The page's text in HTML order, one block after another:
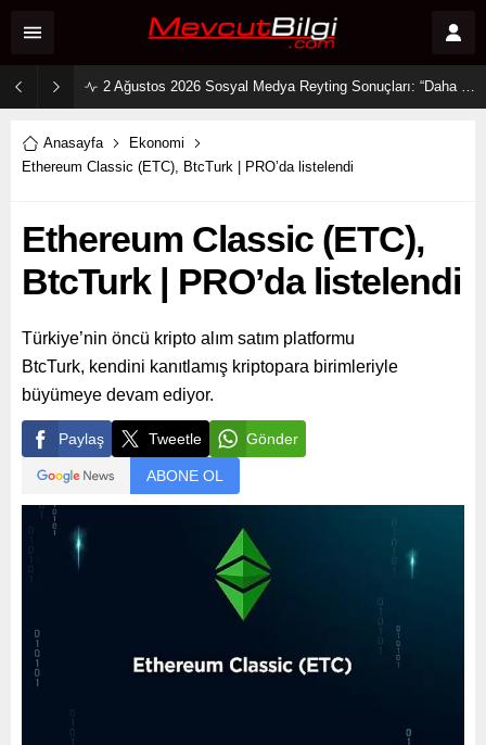
2 Ağustos 2026 Sosyal Medya Reyting Sonuçları: “Daha 17” Ekranlara Ambargo Koydu!
Anasayfa
Ekonomi
Ethereum Classic (ETC), BtcTurk | PRO’da listelendi
Ethereum Classic (ETC),
BtcTurk | PRO’da listelendi
Türkiye’nin öncü kripto alım satım platformu
BtcTurk, kendini kanıtlamış kriptopara birimleriyle
büyümeye devam ediyor.
Paylaş Tweetle Gönder
ABONE OL